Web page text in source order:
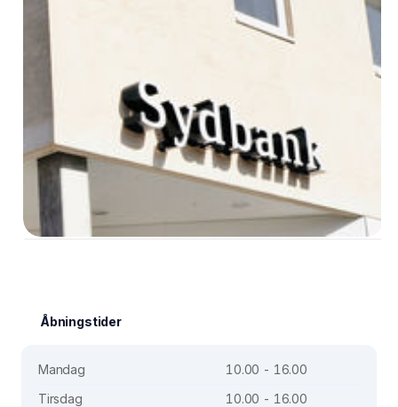
Åbningstider
Mandag
10.00 - 16.00
Tirsdag
10.00 - 16.00